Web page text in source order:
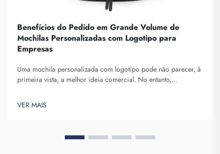
Benefícios do Pedido em Grande Volume de
Mochilas Personalizadas com Logotipo para
Empresas
Uma mochila personalizada com logotipo pode não parecer, à
primeira vista, a melhor ideia comercial. No entanto,
é uma empresa que realiza pedidos em grande volume desses
produtos, com o objetivo de criar consciência da marca. Você
VER MAIS